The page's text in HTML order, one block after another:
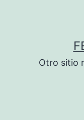
Otro sitio